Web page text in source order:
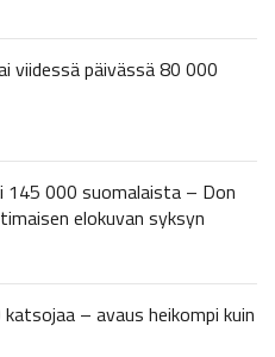
viidessä päivässä 80 000
145 000 suomalaista – Don
elokuvan syksyn
– avaus heikompi kuin